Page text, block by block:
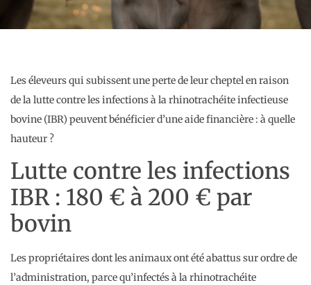
Les éleveurs qui subissent une perte de leur cheptel en raison
de la lutte contre les infections à la rhinotrachéite infectieuse
bovine (IBR) peuvent bénéficier d’une aide financière : à quelle
hauteur ?
Lutte contre les infections
IBR : 180 € à 200 € par
bovin
Les propriétaires dont les animaux ont été abattus sur ordre de
l’administration, parce qu’infectés à la rhinotrachéite